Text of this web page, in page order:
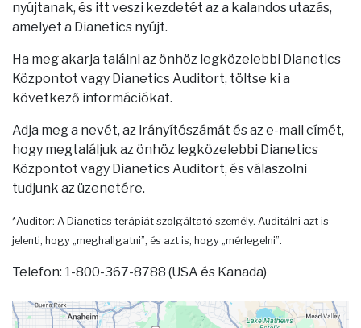
nyújtanak, és itt veszi kezdetét az a kalandos utazás,
amelyet a Dianetics nyújt.
Ha meg akarja találni az önhöz legközelebbi Dianetics
Központot vagy Dianetics Auditort, töltse ki a
következő információkat.
Adja meg a nevét, az irányítószámát és az e-mail címét,
hogy megtaláljuk az önhöz legközelebbi Dianetics
Központot vagy Dianetics Auditort, és válaszolni
tudjunk az üzenetére.
*Auditor: A Dianetics terápiát szolgáltató személy. Auditálni azt is
jelenti, hogy „meghallgatni”, és azt is, hogy „mérlegelni”.
Telefon: 1-800-367-8788 (USA és Kanada)